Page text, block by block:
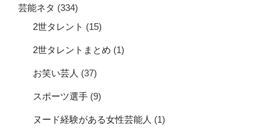
芸能ネタ (334)
2世タレント (15)
2世タレントまとめ (1)
お笑い芸人 (37)
スポーツ選手 (9)
ヌード経験がある女性芸能人 (1)